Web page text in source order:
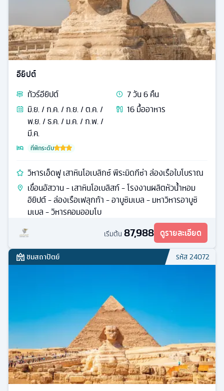
อียิปต์
ทัวร์อียิปต์ 7วัน6คืน
มิ.ย. / ก.ค. / ก.ย. / ต.ค. /
พ.ย. / ธ.ค. / ม.ค. / ก.พ. /
มี.ค.
16มื้ออาหาร
ที่พักระดับ
วิหารเอ็ดฟู เสาหินโอเบลิกซ์ พีระมิดกีซ่า ล่องเรือใบโบราณ
เขื่อนอัสวาน - เสาหินโอเบลิสก์ - โรงงานผลิตหัวน้ำหอม
อิยิปต์ - ล่องเรือเฟลุกก้า - อาบูซิมเบล - มหาวิหารอาบูซิ
มเบล - วิหารคอมออมโบ
เริ่มต้น 87,988 ดูรายละเอียด
ชมสถาปัตย์ รหัส24072